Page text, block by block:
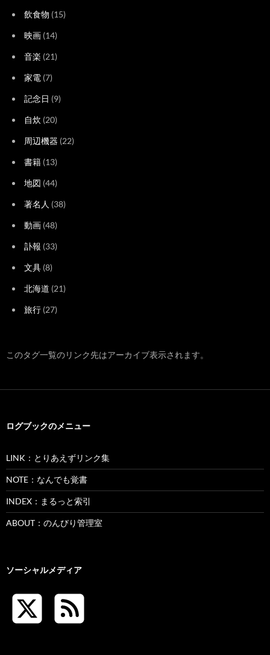
飲食物 (15)
映画 (14)
音楽 (21)
家電 (7)
記念日 (9)
自炊 (20)
周辺機器 (22)
書籍 (13)
地図 (44)
著名人 (38)
動画 (48)
訃報 (33)
文具 (8)
北海道 (21)
旅行 (27)
このタグ一覧のリンク先はアーカイブ表示されます。
ログブックのメニュー
LINK：とりあえずリンク集
NOTE：なんでも覚書
INDEX：まるっと索引
ABOUT：のんびり管理室
ソーシャルメディア